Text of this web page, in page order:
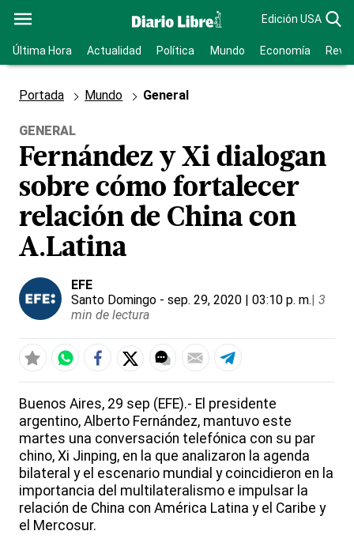
Edición USA
Última Hora Actualidad Política Mundo Economía
Portada Mundo General
GENERAL
Fernández y Xi dialogan
sobre cómo fortalecer
relación de China con
A.Latina
EFE
Santo Domingo - sep. 29, 2020 | 03:10 p. m.| 3
min de lectura
Buenos Aires, 29 sep (EFE).- El presidente
argentino, Alberto Fernández, mantuvo este
martes una conversación telefónica con su par
chino, Xi Jinping, en la que analizaron la agenda
bilateral y el escenario mundial y coincidieron en la
importancia del multilateralismo e impulsar la
relación de China con América Latina y el Caribe y
el Mercosur.